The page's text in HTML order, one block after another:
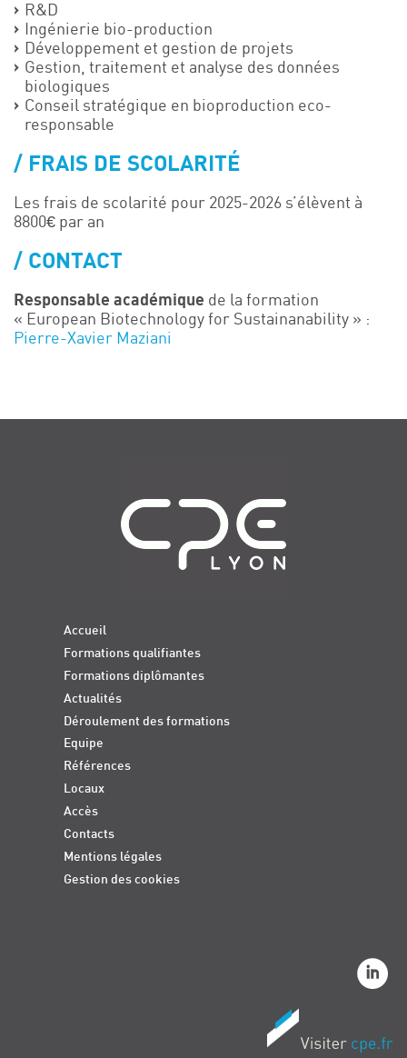
R&D
Ingénierie bio-production
Développement et gestion de projets
Gestion, traitement et analyse des données
biologiques
Conseil stratégique en bioproduction eco-
responsable
FRAIS DE SCOLARITÉ
Les frais de scolarité pour 2025-2026 s’élèvent à
8800€ par an
CONTACT
Responsable académique de la formation
« European Biotechnology for Sustainanability » :
Pierre-Xavier Maziani
Accueil
Formations qualifiantes
Formations diplômantes
Actualités
Déroulement des formations
Equipe
Références
Locaux
Accès
Contacts
Mentions légales
Gestion des cookies